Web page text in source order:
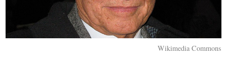
Wikimedia Commons